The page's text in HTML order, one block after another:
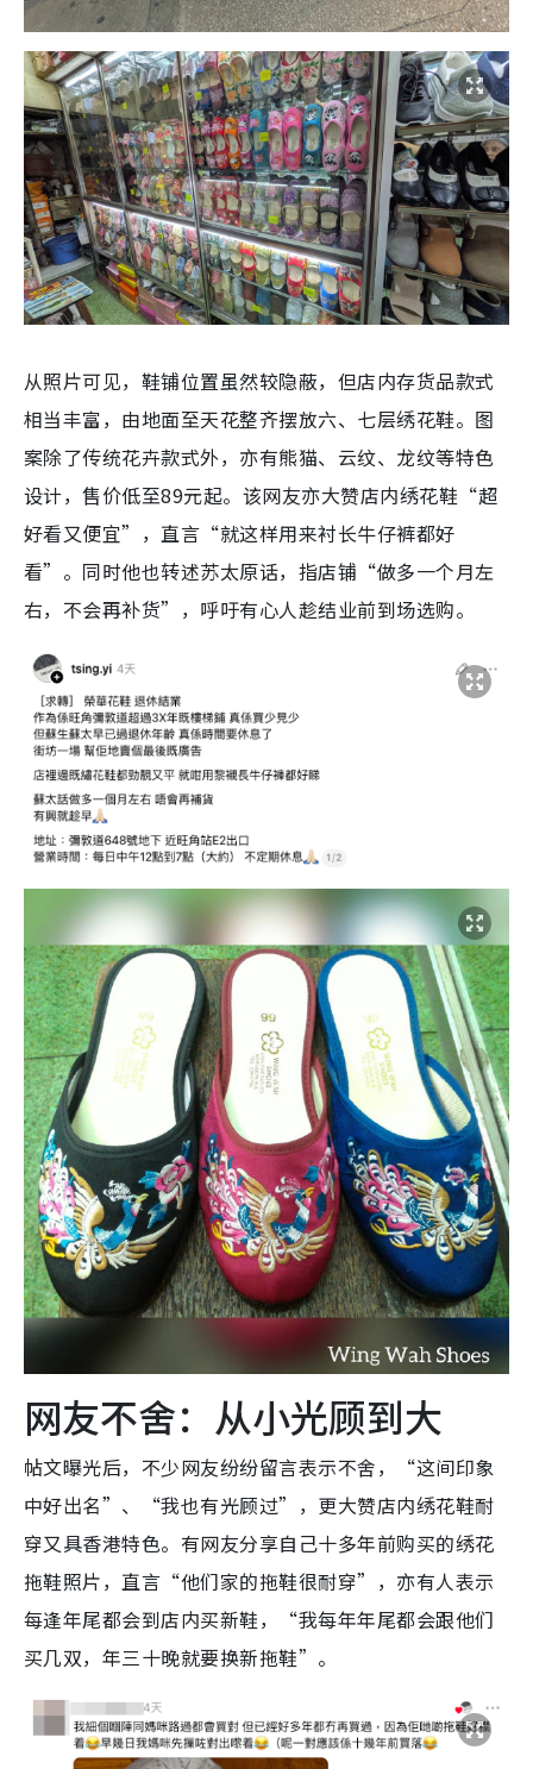
从照片可见，鞋铺位置虽然较隐蔽，但店内存货品款式
相当丰富，由地面至天花整齐摆放六、七层绣花鞋。图
案除了传统花卉款式外，亦有熊猫、云纹、龙纹等特色
设计，售价低至89元起。该网友亦大赞店内绣花鞋“超
好看又便宜”，直言“就这样用来衬长牛仔裤都好
看”。同时他也转述苏太原话，指店铺“做多一个月左
右，不会再补货”，呼吁有心人趁结业前到场选购。
网友不舍：从小光顾到大
帖文曝光后，不少网友纷纷留言表示不舍，“这间印象
中好出名”、“我也有光顾过”，更大赞店内绣花鞋耐
穿又具香港特色。有网友分享自己十多年前购买的绣花
拖鞋照片，直言“他们家的拖鞋很耐穿”，亦有人表示
每逢年尾都会到店内买新鞋，“我每年年尾都会跟他们
买几双，年三十晚就要换新拖鞋”。